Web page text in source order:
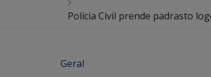
Polícia Civil prende padrasto
Geral